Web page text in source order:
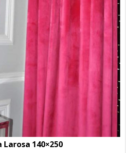
Larosa 140×250